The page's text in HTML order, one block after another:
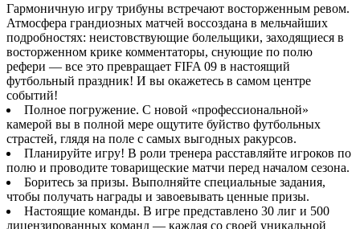
Гармоничную игру трибуны встречают восторженным ревом.
Атмосфера грандиозных матчей воссоздана в мельчайших
подробностях: неистовствующие болельщики, заходящиеся в
восторженном крике комментаторы, снующие по полю
рефери — все это превращает FIFA 09 в настоящий
футбольный праздник! И вы окажетесь в самом центре
событий!
Полное погружение. С новой «профессиональной»
камерой вы в полной мере ощутите буйство футбольных
страстей, глядя на поле с самых выгодных ракурсов.
Планируйте игру! В роли тренера расставляйте игроков по
полю и проводите товарищеские матчи перед началом сезона.
Боритесь за призы. Выполняйте специальные задания,
чтобы получать награды и завоевывать ценные призы.
Настоящие команды. В игре представлено 30 лиг и 500
лицензированных команд — каждая со своей уникальной